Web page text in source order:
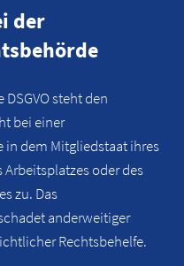
der
steht den
bei einer
dem Mitgliedstaat ihres
oder des
zu. Das
anderweitiger
Rechtsbehelfe.